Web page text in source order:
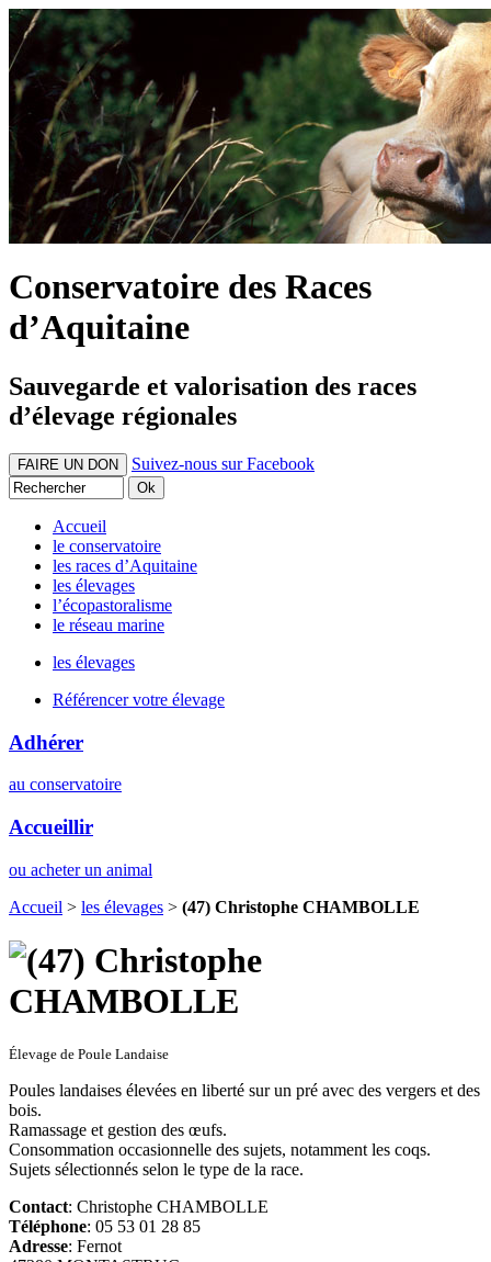
Conservatoire des Races
d’Aquitaine
Sauvegarde et valorisation des races
d’élevage régionales
FAIRE UN DON Suivez-nous sur Facebook
Accueil
le conservatoire
les races d’Aquitaine
les élevages
l’écopastoralisme
le réseau marine
les élevages
Référencer votre élevage
Adhérer
au conservatoire
Accueillir
ou acheter un animal
Accueil > les élevages > (47) Christophe CHAMBOLLE
Élevage de Poule Landaise
Poules landaises élevées en liberté sur un pré avec des vergers et des
bois.
Ramassage et gestion des œufs.
Consommation occasionnelle des sujets, notamment les coqs.
Sujets sélectionnés selon le type de la race.
Contact: Christophe CHAMBOLLE
Téléphone: 05 53 01 28 85
Adresse: Fernot